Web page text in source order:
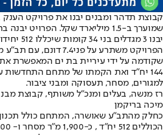
קבוצת תדהר ומבנים יבנו את פרויקט
שמוערך ב-1.5 מיליארד שקל.
יבנו 3 מגדלים בני 34 קומות שיכללו 512 יחידות דיור.
הפרויקט משתרע על
144 יח"ד ואת הקמתו של מתחם התחדשות
למגורים, מסחר, תעסוקה ומבני ציבור.
רז מנשה, בעלים ומנכ"ל משותף, קבוצת
מיכה בריקמן